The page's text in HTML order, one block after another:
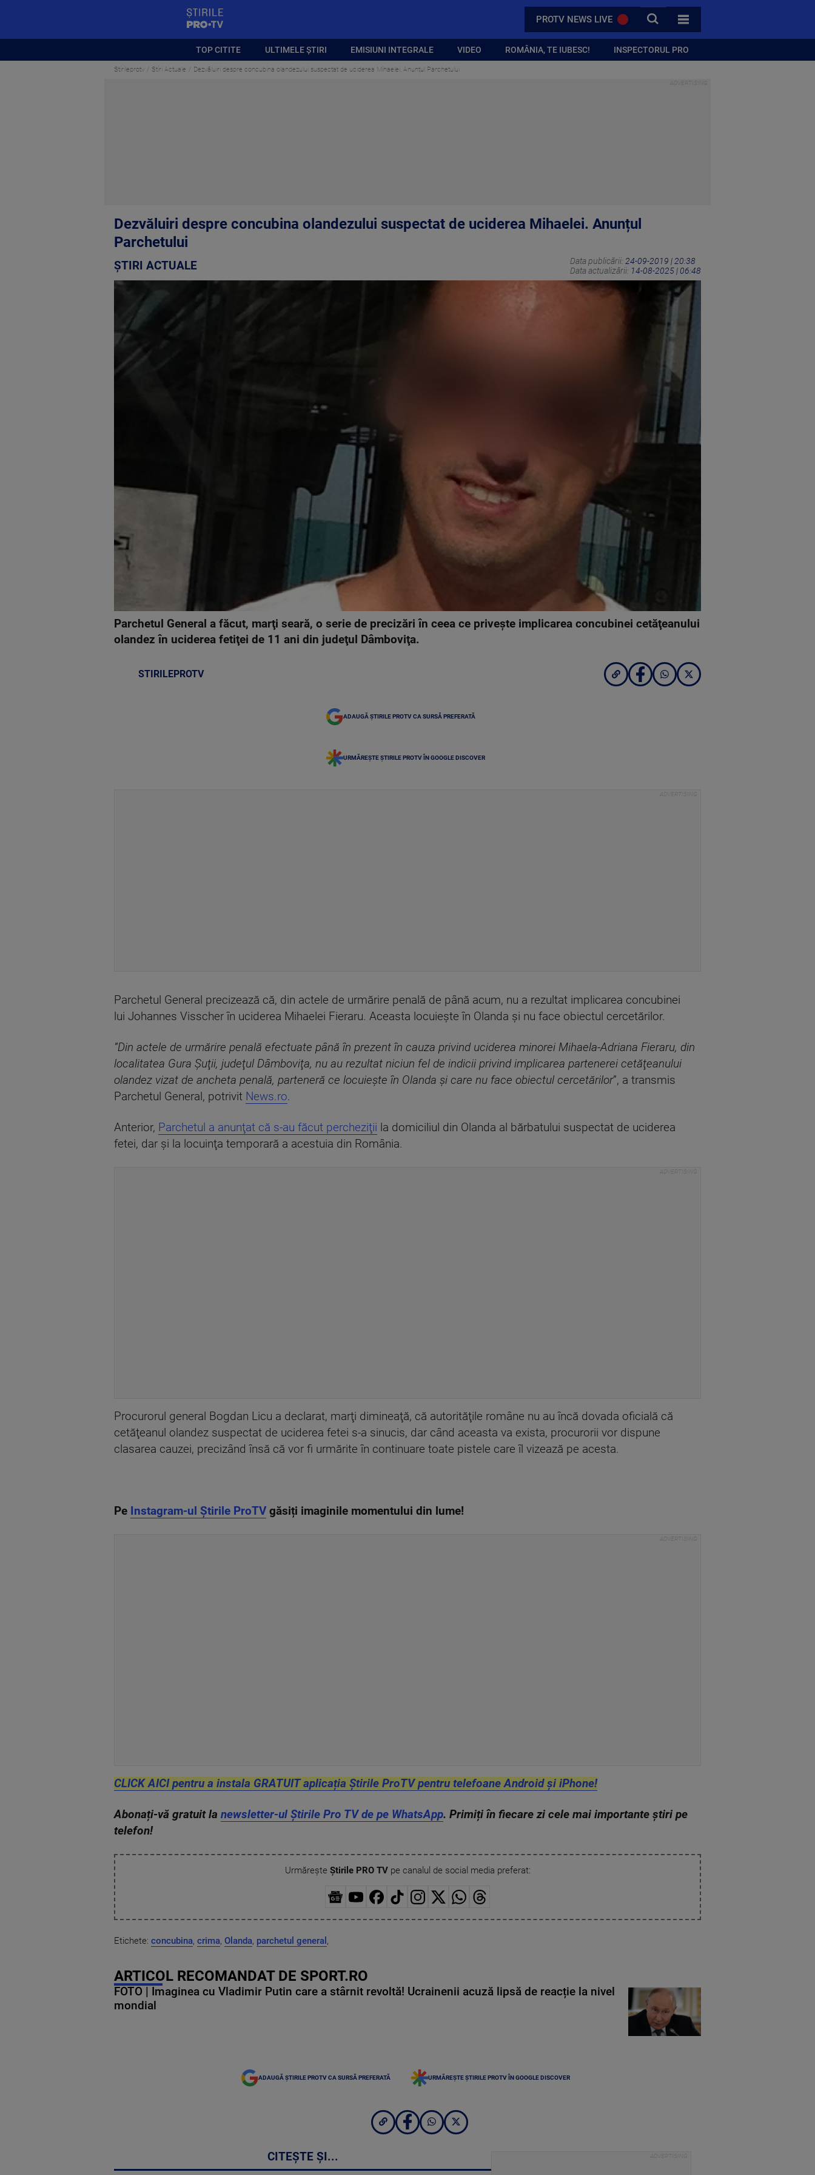
PROTV NEWS LIVE CAUTA
TOATE CATEGORIILE
TOP CITITE ULTIMELE ȘTIRI EMISIUNI INTEGRALE VIDEO ROMÂNIA, TE IUBESC! INSPECTORUL PRO
Stirileprotv Știri Actuale Dezvăluiri despre concubina olandezului suspectat de uciderea Mihaelei. Anunțul Parchetului
Dezvăluiri despre concubina olandezului suspectat de uciderea Mihaelei. Anunțul
Parchetului
ȘTIRI ACTUALE Data publicării: 24-09-2019 | 20:38
Data actualizării: 14-08-2025 | 06:48
Parchetul General a făcut, marţi seară, o serie de precizări în ceea ce priveşte implicarea concubinei cetăţeanului
olandez în uciderea fetiţei de 11 ani din judeţul Dâmboviţa.
STIRILEPROTV
ADAUGĂ ȘTIRILE PROTV CA SURSĂ PREFERATĂ
URMĂREȘTE ȘTIRILE PROTV ÎN GOOGLE DISCOVER
Parchetul General precizează că, din actele de urmărire penală de până acum, nu a rezultat implicarea concubinei
lui Johannes Visscher în uciderea Mihaelei Fieraru. Aceasta locuieşte în Olanda şi nu face obiectul cercetărilor.
”Din actele de urmărire penală efectuate până în prezent în cauza privind uciderea minorei Mihaela-Adriana Fieraru, din
localitatea Gura Şuţii, judeţul Dâmboviţa, nu au rezultat niciun fel de indicii privind implicarea partenerei cetăţeanului
olandez vizat de ancheta penală, parteneră ce locuieşte în Olanda şi care nu face obiectul cercetărilor”, a transmis
Parchetul General, potrivit News.ro.
Anterior, Parchetul a anunţat că s-au făcut percheziţii la domiciliul din Olanda al bărbatului suspectat de uciderea
fetei, dar şi la locuinţa temporară a acestuia din România.
Procurorul general Bogdan Licu a declarat, marţi dimineaţă, că autorităţile române nu au încă dovada oficială că
cetăţeanul olandez suspectat de uciderea fetei s-a sinucis, dar când aceasta va exista, procurorii vor dispune
clasarea cauzei, precizând însă că vor fi urmărite în continuare toate pistele care îl vizează pe acesta.
Pe Instagram-ul Știrile ProTV găsiți imaginile momentului din lume!
CLICK AICI pentru a instala GRATUIT aplicația Știrile ProTV pentru telefoane Android și iPhone!
Abonați-vă gratuit la newsletter-ul Știrile Pro TV de pe WhatsApp. Primiți în fiecare zi cele mai importante știri pe
telefon!
Urmărește Știrile PRO TVpe canalul de social media preferat:
Etichete: concubina, crima, Olanda, parchetul general ,
ARTICOL RECOMANDAT DE SPORT.RO
FOTO | Imaginea cu Vladimir Putin care a stârnit revoltă! Ucrainenii acuză lipsă de reacție la nivel
mondial
ADAUGĂ ȘTIRILE PROTV CA SURSĂ PREFERATĂ URMĂREȘTE ȘTIRILE PROTV ÎN GOOGLE DISCOVER
CITEȘTE ȘI...